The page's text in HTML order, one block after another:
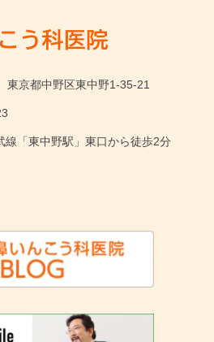
東京都中野区東中野1-35-21
線「東中野駅」東口から徒歩2分